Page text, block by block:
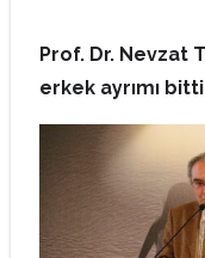
Prof. Dr. Nevzat
erkek ayrımı